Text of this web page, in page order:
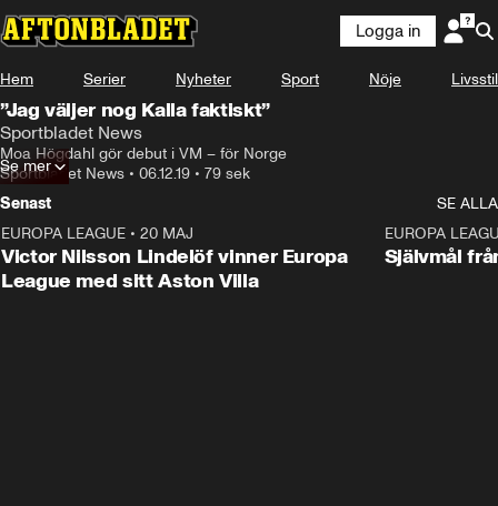
Logga in
Hem Serier Nyheter Sport Nöje Livsstil
”Jag väljer nog Kalla faktiskt”
Sportbladet News
Moa Högdahl gör debut i VM – för Norge
Sportbladet News • 06.12.19 • 79 sek
Se mer
Senast
SE ALLA
EUROPA LEAGUE • 20 MAJ
Victor Nilsson Lindelöf vinner Europa
League med sitt Aston Villa
EUROPA
Självmål